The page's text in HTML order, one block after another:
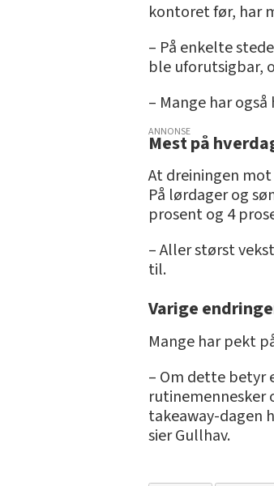
kontoret før, har
– På enkelte
ble uforutsigbar,
– Mange har
ANNONSE
Mest på
At dreiningen
På lørdager og
prosent og 4
– Aller størst
til.
Varige
Mange har pekt
– Om dette betyr
rutinemennesker
takeaway-dagen
sier Gullhav.